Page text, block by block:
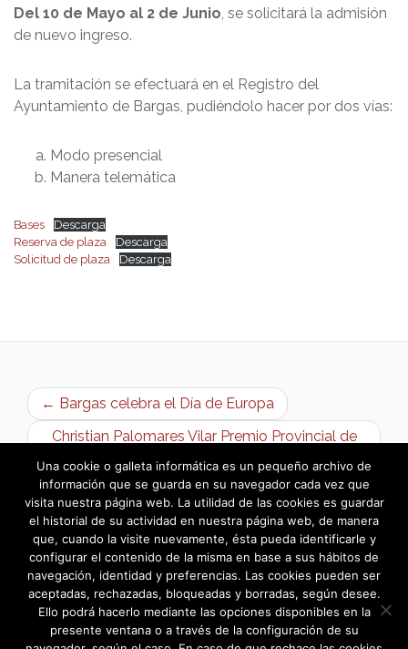
Del 10 de Mayo al 2 de Junio, se solicitará la admisión
de nuevo ingreso.
La tramitación se efectuará en el Registro del
Ayuntamiento de Bargas, pudiéndolo hacer por dos vías:
Modo presencial
Manera telemática
Bases
Descarga
Reserva de plaza
Descarga
Solicitud de plaza
Descarga
← Bargas celebra el Día de Europa
Christian Palomares Vilar Premio Provincial de
motociclismo →
Una cookie o galleta informática es un pequeño archivo de
información que se guarda en su navegador cada vez que
visita nuestra página web. La utilidad de las cookies es guardar
el historial de su actividad en nuestra página web, de manera
que, cuando la visite nuevamente, ésta pueda identificarle y
configurar el contenido de la misma en base a sus hábitos de
navegación, identidad y preferencias. Las cookies pueden ser
aceptadas, rechazadas, bloqueadas y borradas, según desee.
Ello podrá hacerlo mediante las opciones disponibles en la
presente ventana o a través de la configuración de su